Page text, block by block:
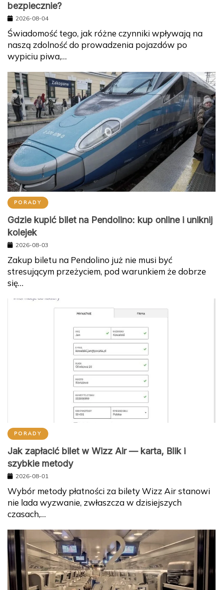
bezpiecznie?
2026-08-04
Świadomość tego, jak różne czynniki wpływają na
naszą zdolność do prowadzenia pojazdów po
wypiciu piwa,…
PORADY
Gdzie kupić bilet na Pendolino: kup online i uniknij
kolejek
2026-08-03
Zakup biletu na Pendolino już nie musi być
stresującym przeżyciem, pod warunkiem że dobrze
się…
PORADY
Jak zapłacić bilet w Wizz Air — karta, Blik i
szybkie metody
2026-08-01
Wybór metody płatności za bilety Wizz Air stanowi
nie lada wyzwanie, zwłaszcza w dzisiejszych
czasach,…